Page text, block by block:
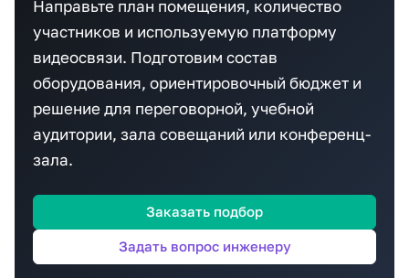
Направьте план помещения, количество
участников и используемую платформу
видеосвязи. Подготовим состав
оборудования, ориентировочный бюджет и
решение для переговорной, учебной
аудитории, зала совещаний или конференц-
зала.
Заказать подбор
Задать вопрос инженеру